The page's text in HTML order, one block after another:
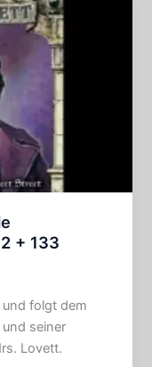
+ 133
und folgt dem
seiner
Lovett.